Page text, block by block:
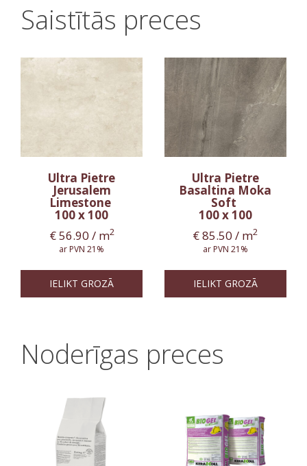
Saistītās preces
Ultra Pietre
Jerusalem
Limestone
100 x 100
€56.90 / m2
ar PVN 21%
IELIKT GROZĀ
Ultra Pietre
Basaltina Moka
Soft
100 x 100
€85.50 / m2
ar PVN 21%
IELIKT GROZĀ
Noderīgas preces